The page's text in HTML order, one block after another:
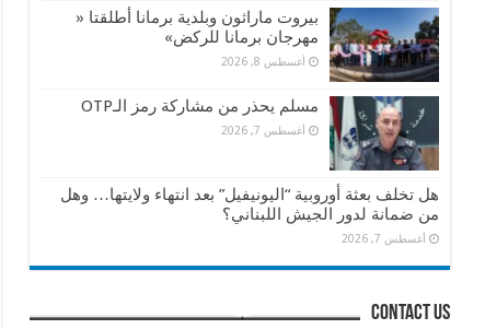
بيروت ماراثون وبلدية برمانا أطلقتا «
مهرجان برمانا للركض»
أغسطس 8, 2026
مسلم يحذر من مشاركة رمز الـOTP
أغسطس 7, 2026
هل تخلف بعثة أوروبية “اليونيفيل” بعد انتهاء ولايتها… وهل
من ضمانة لدور الجيش اللبناني؟
أغسطس 7, 2026
contact us